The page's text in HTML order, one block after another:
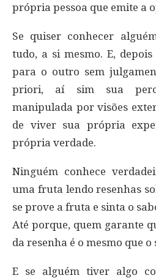
própria pessoa que emite a
Se quiser conhecer
tudo, a si mesmo. E,
para o outro sem
priori, aí sim sua
manipulada por visões
de viver sua própria
própria verdade.
Ninguém conhece
uma fruta lendo resenhas
se prove a fruta e sinta o
Até porque, quem garante
da resenha é o mesmo que o
E se alguém tiver algo